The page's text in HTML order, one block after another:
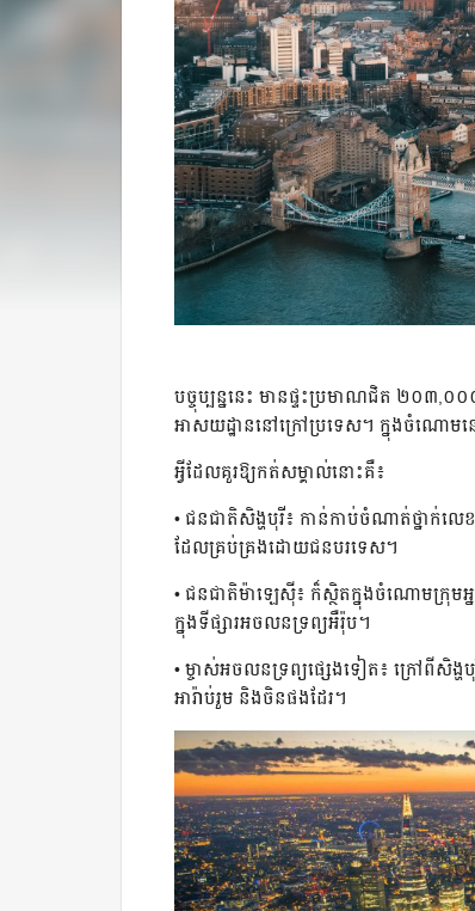
បច្ចុប្បន្ននេះ មានផ្ទះប្រមាណជិត ២០៣,០
អាសយដ្ឋាននៅក្រៅប្រទេស។ ក្នុងចំណោ
អ្វីដែលគួរឱ្យកត់សម្គាល់នោះគឺ៖
• ជនជាតិសិង្ហបុរី៖ កាន់កាប់ចំណាត់ថ្នាក់ល
ដែលគ្រប់គ្រងដោយជនបរទេស។
• ជនជាតិម៉ាឡេស៊ី៖ ក៏ស្ថិតក្នុងចំណោមក្រុម
ក្នុងទីផ្សារអចលនទ្រព្យអឺរ៉ុប។
• ម្ចាស់អចលនទ្រព្យផ្សេងទៀត៖ ក្រៅពីសិង្
អារ៉ាប់រួម និងចិនផងដែរ។